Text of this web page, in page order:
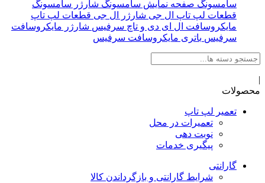
سامسونگ صفحه نمایش سامسونگ شارژر سامسونگ
قطعات لپ تاپ ال جی شارژر ال جی قطعات لپ تاپ
مایکروسافت ال ای دی و تاچ سرفیس شارژر مایکروسافت
سرفیس باتری مایکروسافت سرفیس
|
محصولات
تعمیر لپ تاپ
تعمیرات در محل
نوبت دهی
پیگیری خدمات
گارانتی
شرایط گارانتی و بازگرداندن کالا